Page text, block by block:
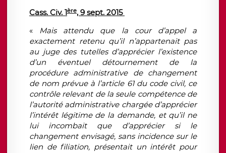
Cass. Civ. 1ère, 9 sept. 2015
« Mais attendu que la cour d’appel a
exactement retenu qu’il n’appartenait pas
au juge des tutelles d’apprécier l’existence
d’un éventuel détournement de la
procédure administrative de changement
de nom prévue à l’article 61 du code civil, ce
contrôle relevant de la seule compétence de
l’autorité administrative chargée d’apprécier
l’intérêt légitime de la demande, et qu’il ne
lui incombait que d’apprécier si le
changement envisagé, sans incidence sur le
lien de filiation, présentait un intérêt pour